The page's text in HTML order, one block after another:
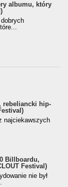
albumu, który
rebeliancki hip-
najciekawszych
Billboardu,
Festival)
nie był